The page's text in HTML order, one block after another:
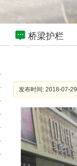
桥梁护栏
发布时间: 2018-07-